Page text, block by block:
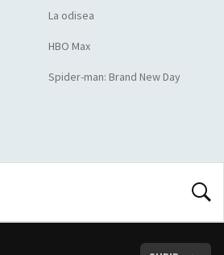
La odisea
HBO Max
Spider-man: Brand New Day